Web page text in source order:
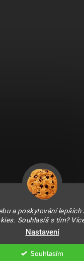
a poskytování lepších
Souhlasíš s tím?
Nastavení
Souhlasím
Fitami.sk Fitami.hu
. Všechna práva
cookies